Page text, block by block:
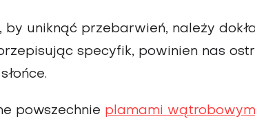
by uniknąć przebarwień, należy
specyfik, powinien nas
powszechnie plamami